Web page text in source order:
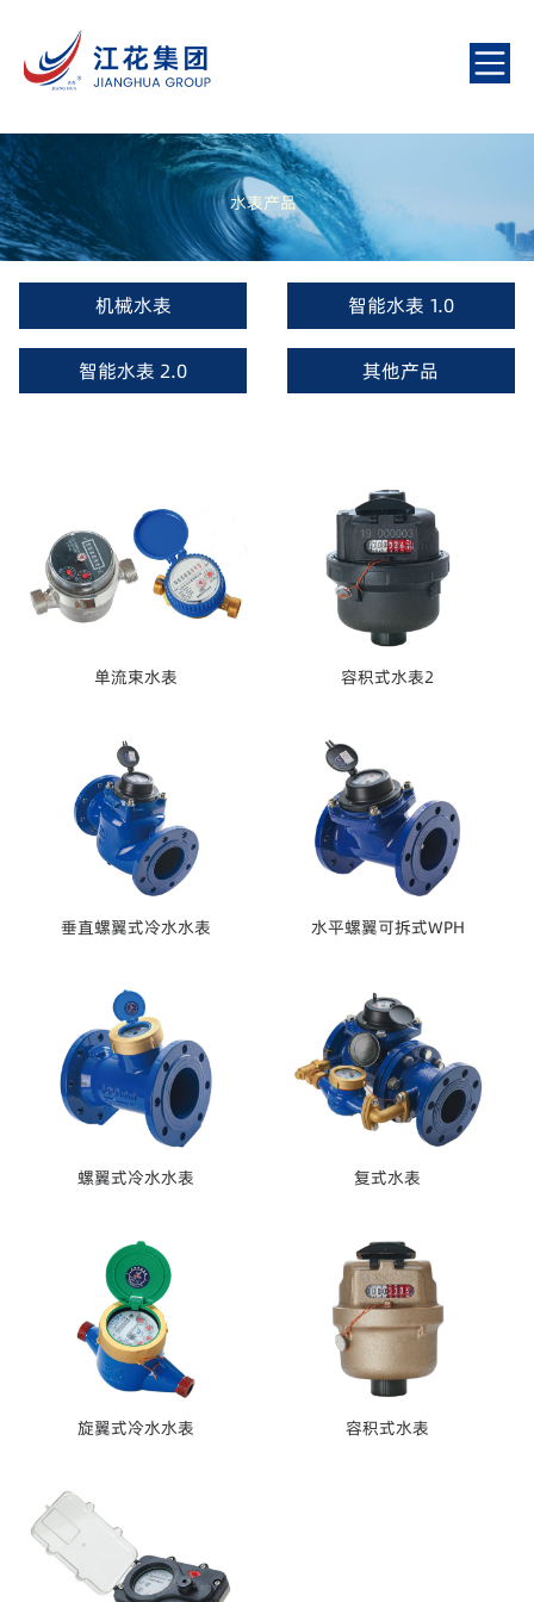
水表产品
机械水表 智能水表 1.0
智能水表 2.0 其他产品
单流束水表 容积式水表2
垂直螺翼式冷水水表 水平螺翼可拆式WPH
螺翼式冷水水表 复式水表
旋翼式冷水水表 容积式水表